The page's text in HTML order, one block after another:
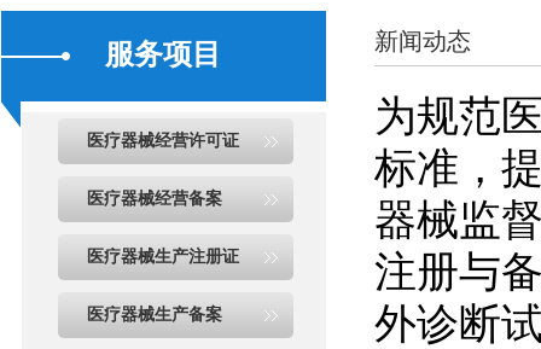
服务项目
医疗器械经营许可证
医疗器械经营备案
医疗器械生产注册证
医疗器械生产备案
新闻动态
为规范
标准，
器械监
注册与
外诊断